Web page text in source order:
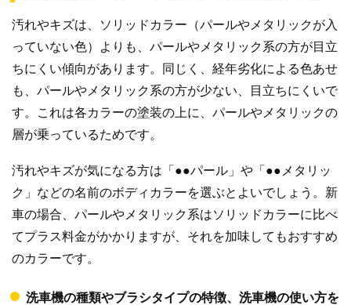
汚れやキズは、ソリッドカラー（パールやメタリックが入
っていない色）よりも、パールやメタリック系の方が目立
ちにくい傾向があります。同じく、経年劣化による色あせ
も、パールやメタリック系の方が少ない、目立ちにくいで
す。これは各カラーの塗装の上に、パールやメタリックの
層が乗っているためです。
汚れやキズが気になる方は「●●パール」や「●●メタリッ
ク」などの名前のボディカラーを選ぶとよいでしょう。新
車の場合、パールやメタリック系はソリッドカラーに比べ
てプラス料金がかかりますが、それを加味してもおすすめ
のカラーです。
洗車機の種類やブラシタイプの特徴、洗車機の使い方を